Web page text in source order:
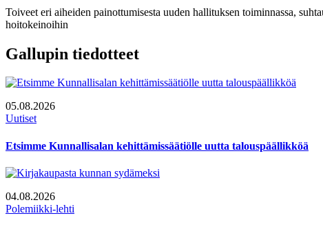
Toiveet eri aiheiden painottumisesta uuden hallituksen toiminnassa,
hoitokeinoihin
Gallupin tiedotteet
05.08.2026
Uutiset
Etsimme Kunnallisalan kehittämissäätiölle uutta talouspäällikköä
04.08.2026
Polemiikki-lehti